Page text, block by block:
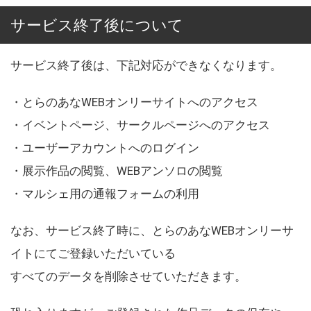
サービス終了後について
サービス終了後は、下記対応ができなくなります。
・とらのあなWEBオンリーサイトへのアクセス
・イベントページ、サークルページへのアクセス
・ユーザーアカウントへのログイン
・展示作品の閲覧、WEBアンソロの閲覧
・マルシェ用の通報フォームの利用
なお、サービス終了時に、とらのあなWEBオンリーサ
イトにてご登録いただいている
すべてのデータを削除させていただきます。